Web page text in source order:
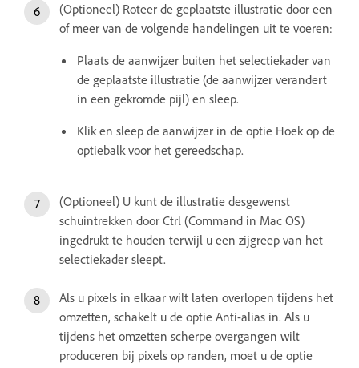
(Optioneel) Roteer de geplaatste illustratie door een
of meer van de volgende handelingen uit te voeren:
Plaats de aanwijzer buiten het selectiekader van
de geplaatste illustratie (de aanwijzer verandert
in een gekromde pijl) en sleep.
Klik en sleep de aanwijzer in de optie Hoek op de
optiebalk voor het gereedschap.
(Optioneel) U kunt de illustratie desgewenst
schuintrekken door Ctrl (Command in Mac OS)
ingedrukt te houden terwijl u een zijgreep van het
selectiekader sleept.
Als u pixels in elkaar wilt laten overlopen tijdens het
omzetten, schakelt u de optie Anti-alias in. Als u
tijdens het omzetten scherpe overgangen wilt
produceren bij pixels op randen, moet u de optie